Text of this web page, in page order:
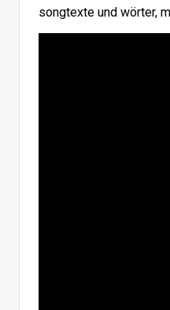
songtexte und wörter,